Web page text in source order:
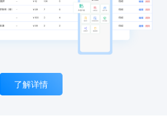
了解详情